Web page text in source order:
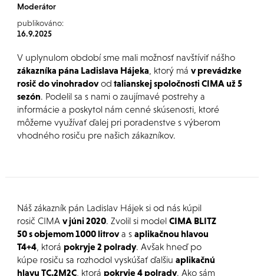
Moderátor
publikováno:
16.9.2025
V uplynulom období sme mali možnosť navštíviť nášho
zákazníka pána Ladislava Hájeka , ktorý má v prevádzke
rosič do vinohradovod talianskej spoločnosti CIMA už 5
sezón. Podelil sa s nami o zaujímavé postrehy a
informácie a poskytol nám cenné skúsenosti, ktoré
môžeme využívať ďalej pri poradenstve s výberom
vhodného rosiču pre našich zákazníkov.
Náš zákazník pán Ladislav Hájek si od nás kúpil
rosič CIMA v júni 2020. Zvolil si model CIMA BLITZ
50 s objemom 1000 litrova s aplikačnou hlavou
T4+4, ktorá pokryje 2 polrady. Avšak hneď po
kúpe rosiču sa rozhodol vyskúšať ďalšiu aplikačnú
hlavu TC.2M2C, ktorá pokryje 4 polrady. Ako sám